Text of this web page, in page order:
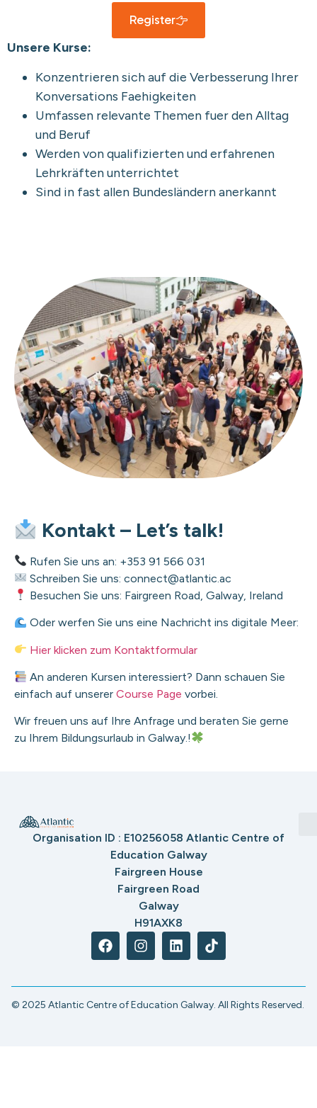
Register
Unsere Kurse:
Konzentrieren sich auf die Verbesserung Ihrer
Konversations Faehigkeiten
Umfassen relevante Themen fuer den Alltag
und Beruf
Werden von qualifizierten und erfahrenen
Lehrkräften unterrichtet
Sind in fast allen Bundesländern anerkannt
Kontakt – Let’s talk!
Rufen Sie uns an: +353 91 566 031
Schreiben Sie uns: connect@atlantic.ac
Besuchen Sie uns: Fairgreen Road, Galway, Ireland
Oder werfen Sie uns eine Nachricht ins digitale Meer:
Hier klicken zum Kontaktformular
An anderen Kursen interessiert? Dann schauen Sie
einfach auf unserer Course Page vorbei.
Wir freuen uns auf Ihre Anfrage und beraten Sie gerne
zu Ihrem Bildungsurlaub in Galway.!
Organisation ID : E10256058 Atlantic Centre of
Education Galway
Fairgreen House
Fairgreen Road
Galway
H91AXK8
© 2025 Atlantic Centre of Education Galway. All Rights Reserved.